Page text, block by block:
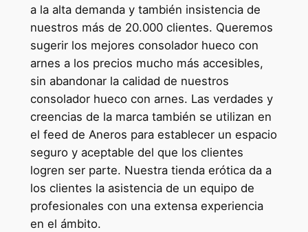
a la alta demanda y también insistencia de
nuestros más de 20.000 clientes. Queremos
sugerir los mejores consolador hueco con
arnes a los precios mucho más accesibles,
sin abandonar la calidad de nuestros
consolador hueco con arnes. Las verdades y
creencias de la marca también se utilizan en
el feed de Aneros para establecer un espacio
seguro y aceptable del que los clientes
logren ser parte. Nuestra tienda erótica da a
los clientes la asistencia de un equipo de
profesionales con una extensa experiencia
en el ámbito.